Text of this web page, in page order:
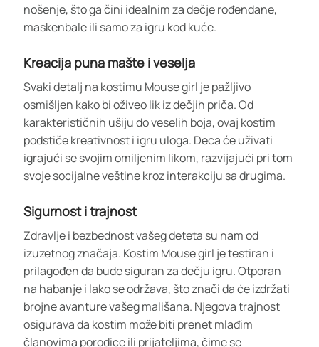
nošenje, što ga čini idealnim za dečje rođendane,
maskenbale ili samo za igru kod kuće.
Kreacija puna mašte i veselja
Svaki detalj na kostimu Mouse girl je pažljivo
osmišljen kako bi oživeo lik iz dečjih priča. Od
karakterističnih ušiju do veselih boja, ovaj kostim
podstiče kreativnost i igru uloga. Deca će uživati
igrajući se svojim omiljenim likom, razvijajući pri tom
svoje socijalne veštine kroz interakciju sa drugima.
Sigurnost i trajnost
Zdravlje i bezbednost vašeg deteta su nam od
izuzetnog značaja. Kostim Mouse girl je testiran i
prilagođen da bude siguran za dečju igru. Otporan
na habanje i lako se održava, što znači da će izdržati
brojne avanture vašeg mališana. Njegova trajnost
osigurava da kostim može biti prenet mlađim
članovima porodice ili prijateljima, čime se